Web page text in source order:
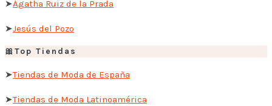
➤Ágatha Ruiz de la Prada
➤Jesús del Pozo
🎀Top Tiendas
➤Tiendas de Moda de España
➤Tiendas de Moda Latinoamérica